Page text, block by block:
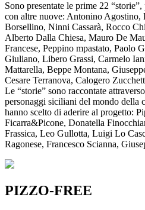
Sono presentate le prime 22
con altre nuove: Antonino Agostino,
Borsellino, Ninni Cassarà, Rocco
Alberto Dalla Chiesa, Mauro De
Francese, Peppino mpastato, Paolo
Giuliano, Libero Grassi, Carmelo
Mattarella, Beppe Montana,
Cesare Terranova, Calogero
Le “storie” sono raccontate
personaggi siciliani del mondo della
hanno scelto di aderire al progetto:
Ficarra&Picone, Donatella
Frassica, Leo Gullotta, Luigi Lo
Ragonese, Francesco Scianna,
PIZZO-FREE